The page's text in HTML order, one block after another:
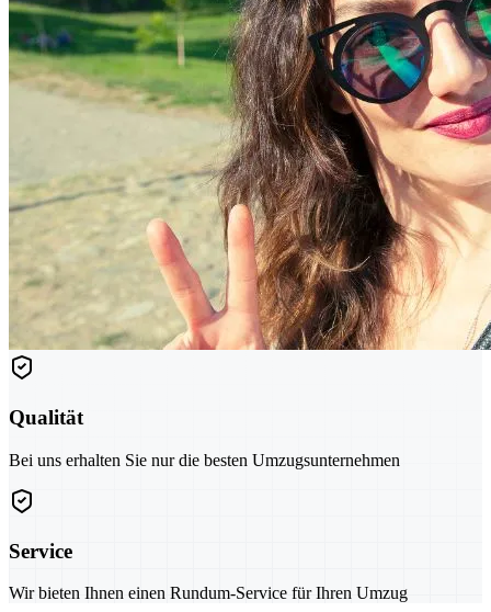
Qualität
Bei uns erhalten Sie nur die besten Umzugsunternehmen
Service
Wir bieten Ihnen einen Rundum-Service für Ihren Umzug